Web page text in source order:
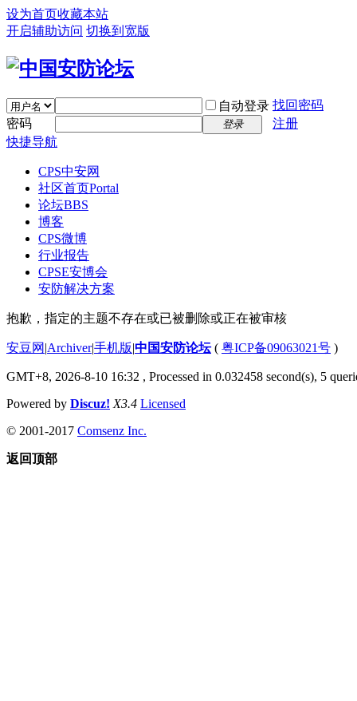
设为首页收藏本站
开启辅助访问 切换到宽版
自动登录 找回密码
密码
登录
注册
快捷导航
CPS中安网
社区首页Portal
论坛BBS
博客
CPS微博
行业报告
CPSE安博会
安防解决方案
抱歉，指定的主题不存在或已被删除或正在被审核
安豆网 |Archiver|手机版|中国安防论坛( 粤ICP备09063021号 )
GMT+8, 2026-8-10 16:32 , Processed in 0.032458 second(s), 5
Powered by Discuz! X3.4 Licensed
© 2001-2017 Comsenz Inc.
返回顶部